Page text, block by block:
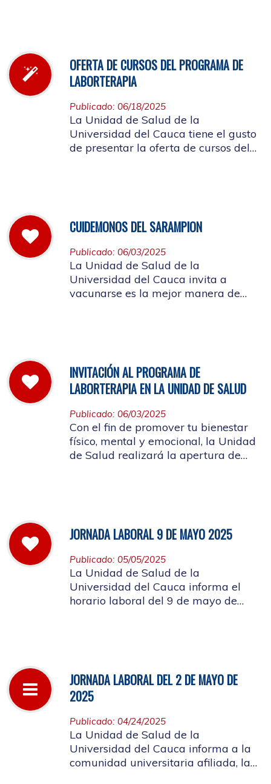
OFERTA DE CURSOS DEL PROGRAMA DE
LABORTERAPIA
Publicado: 06/18/2025
La Unidad de Salud de la
Universidad del Cauca tiene el gusto
de presentar la oferta de cursos del
CUIDEMONOS DEL SARAMPION
Publicado: 06/03/2025
La Unidad de Salud de la
Universidad del Cauca invita a
vacunarse es la mejor manera de
INVITACIÓN AL PROGRAMA DE
LABORTERAPIA EN LA UNIDAD DE SALUD
Publicado: 06/03/2025
Con el fin de promover tu bienestar
físico, mental y emocional, la Unidad
de Salud realizará la apertura de
JORNADA LABORAL 9 DE MAYO 2025
Publicado: 05/05/2025
La Unidad de Salud de la
Universidad del Cauca informa el
horario laboral del 9 de mayo de
JORNADA LABORAL DEL 2 DE MAYO DE
2025
Publicado: 04/24/2025
La Unidad de Salud de la
Universidad del Cauca informa a la
comunidad universitaria afiliada, la